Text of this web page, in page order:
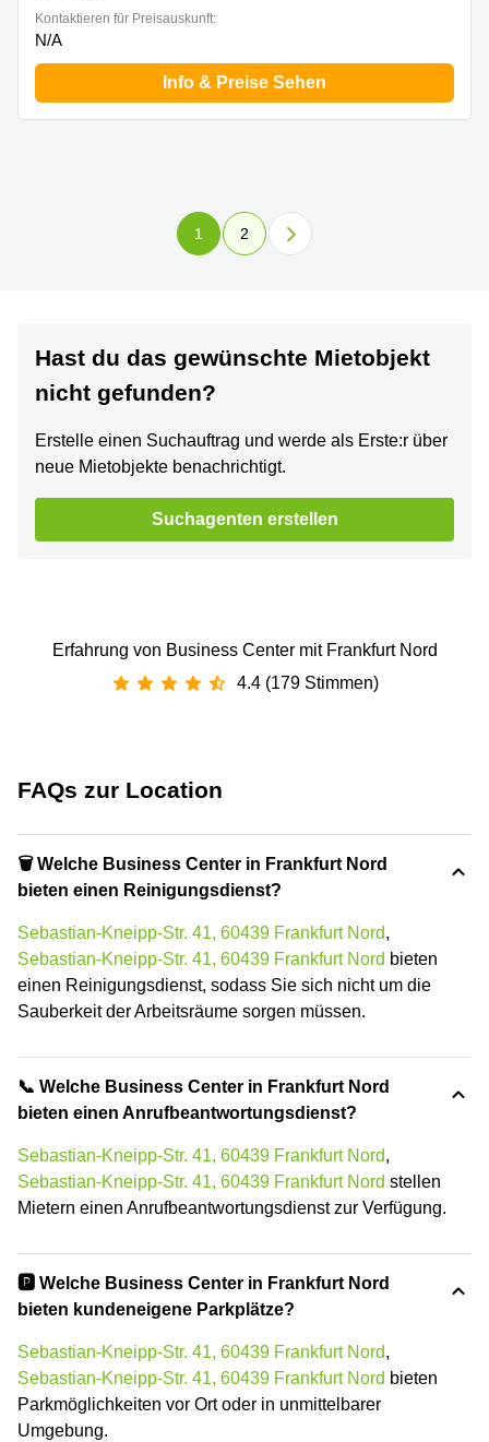
Kontaktieren für Preisauskunft:
N/A
Info & Preise Sehen
1 2
Hast du das gewünschte Mietobjekt
nicht gefunden?
Erstelle einen Suchauftrag und werde als Erste:r über
neue Mietobjekte benachrichtigt.
Suchagenten erstellen
Erfahrung von Business Center mit Frankfurt Nord
4.4 (179 Stimmen)
FAQs zur Location
🗑 Welche Business Center in Frankfurt Nord
bieten einen Reinigungsdienst?
Sebastian-Kneipp-Str. 41, 60439 Frankfurt Nord,
Sebastian-Kneipp-Str. 41, 60439 Frankfurt Nord bieten
einen Reinigungsdienst, sodass Sie sich nicht um die
Sauberkeit der Arbeitsräume sorgen müssen.
📞 Welche Business Center in Frankfurt Nord
bieten einen Anrufbeantwortungsdienst?
Sebastian-Kneipp-Str. 41, 60439 Frankfurt Nord,
Sebastian-Kneipp-Str. 41, 60439 Frankfurt Nord stellen
Mietern einen Anrufbeantwortungsdienst zur Verfügung.
🅿️ Welche Business Center in Frankfurt Nord
bieten kundeneigene Parkplätze?
Sebastian-Kneipp-Str. 41, 60439 Frankfurt Nord,
Sebastian-Kneipp-Str. 41, 60439 Frankfurt Nord bieten
Parkmöglichkeiten vor Ort oder in unmittelbarer
Umgebung.